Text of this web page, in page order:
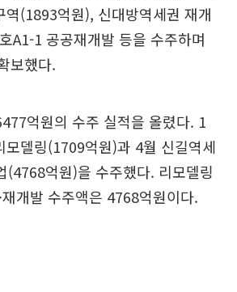
역(1893억원), 신대방역세권 재개
A1-1 공공재개발 등을 수주하며
보했다.
억원의 수주 실적을 올렸다. 1
모델링(1709억원)과 4월 신길역세
(4768억원)을 수주했다. 리모델링
개발 수주액은 4768억원이다.